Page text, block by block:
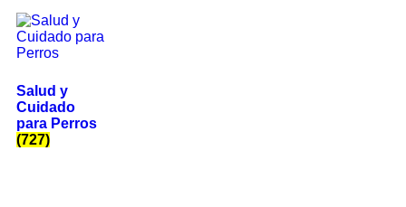
Salud y
Cuidado
para Perros
(727)